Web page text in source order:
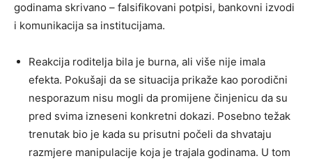
godinama skrivano – falsifikovani potpisi, bankovni izvodi
i komunikacija sa institucijama.
Reakcija roditelja bila je burna, ali više nije imala
efekta. Pokušaji da se situacija prikaže kao porodični
nesporazum nisu mogli da promijene činjenicu da su
pred svima izneseni konkretni dokazi. Posebno težak
trenutak bio je kada su prisutni počeli da shvataju
razmjere manipulacije koja je trajala godinama. U tom